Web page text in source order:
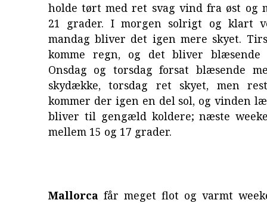
holde tørt med ret svag vind fra øst og
21 grader. I morgen solrigt og klart
mandag bliver det igen mere skyet.
komme regn, og det bliver blæsende
Onsdag og torsdag forsat blæsende
skydække, torsdag ret skyet, men
kommer der igen en del sol, og vinden
bliver til gengæld koldere; næste
mellem 15 og 17 grader.
Mallorca får meget flot og varmt